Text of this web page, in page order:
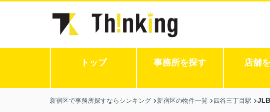
トップ 事務所を探す 店舗
新宿区で事務所探すならシンキング 新宿区の物件一覧 四谷三丁目駅